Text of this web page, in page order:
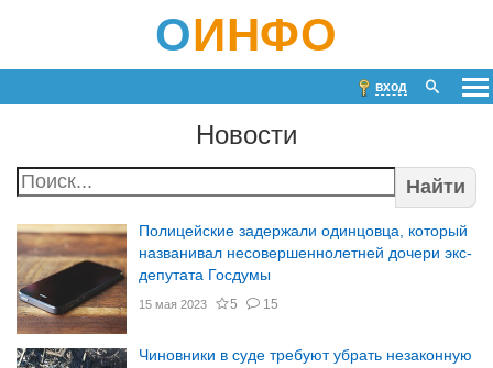
ОИНФО
вход
Новости
Найти
Полицейские задержали одинцовца, который
названивал несовершеннолетней дочери экс-
депутата Госдумы
15 мая 2023 5 15
Чиновники в суде требуют убрать незаконную